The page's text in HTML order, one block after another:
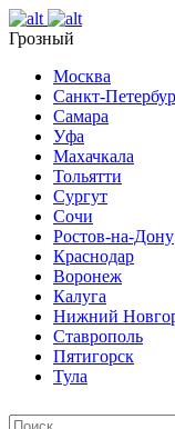
Грозный
Москва
Санкт-
Самара
Уфа
Махачкала
Тольятти
Сургут
Сочи
Ростов-на-Дону
Краснодар
Воронеж
Калуга
Нижний
Ставрополь
Пятигорск
Тула